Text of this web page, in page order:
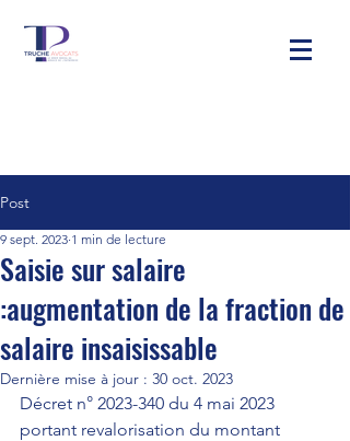
Post
Saisie sur salaire
:augmentation de la fraction de
salaire insaisissable
9 sept. 2023 1 min de lecture
Dernière mise à jour : 30 oct. 2023
Décret n° 2023-340 du 4 mai 2023
portant revalorisation du montant